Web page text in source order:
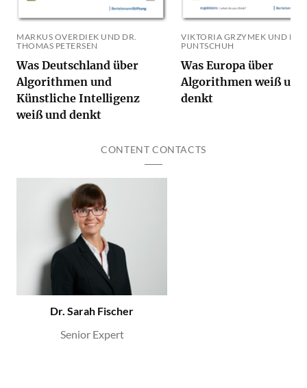
MARKUS OVERDIEK UND DR.
THOMAS PETERSEN
Was Deutschland über
Algorithmen und
Künstliche Intelligenz
weiß und denkt
VIKTORIA GRZYMEK UND
PUNTSCHUH
Was Europa über
Algorithmen weiß und
denkt
CONTENT CONTACTS
Dr. Sarah Fischer
Senior Expert